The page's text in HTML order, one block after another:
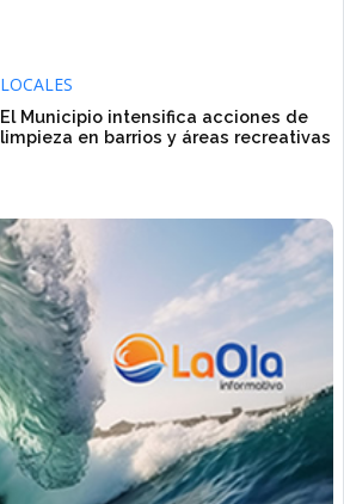
LOCALES
El Municipio intensifica acciones de
limpieza en barrios y áreas recreativas